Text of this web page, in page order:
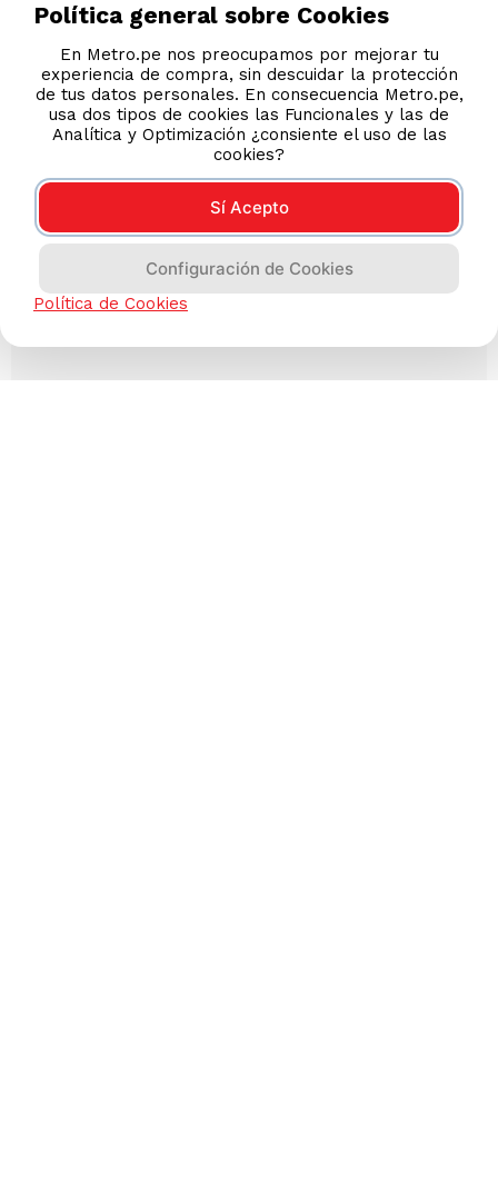
Política general sobre Cookies
En Metro.pe nos preocupamos por mejorar tu
experiencia de compra, sin descuidar la protección
de tus datos personales. En consecuencia Metro.pe,
usa dos tipos de cookies las Funcionales y las de
Analítica y Optimización ¿consiente el uso de las
cookies?
Sí Acepto
Configuración de Cookies
Política de Cookies